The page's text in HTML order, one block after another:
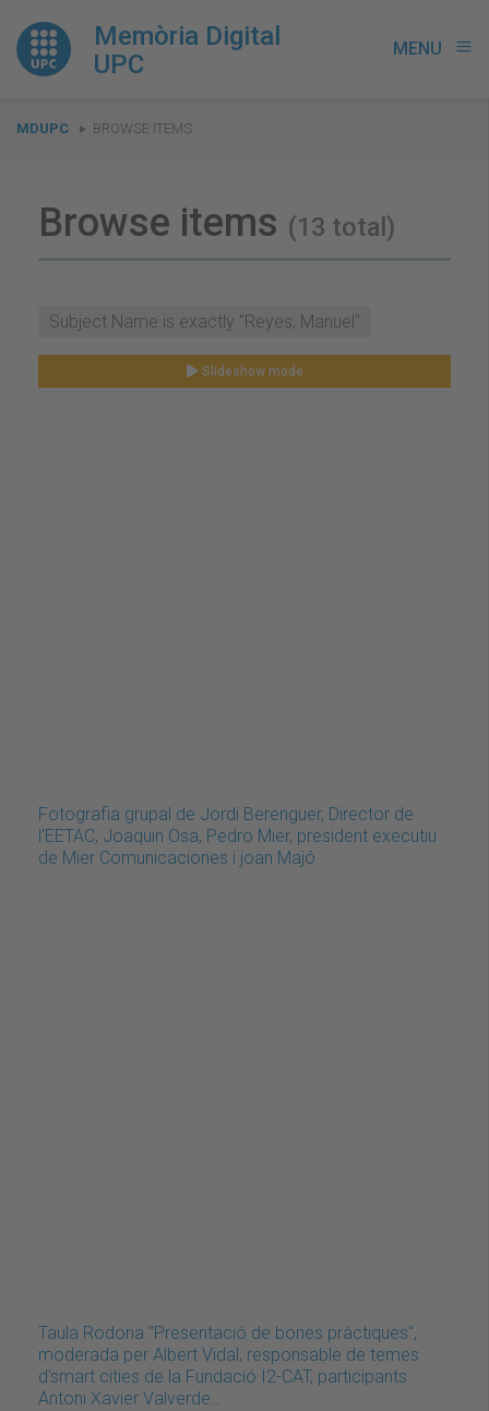
Memòria Digital
UPC
MENU menu
You
MDUPC BROWSE ITEMS
Browse items (13 total)
Subject Name is exactly "Reyes, Manuel"
Slideshow mode
Fotografia grupal de Jordi Berenguer, Director de
l'EETAC, Joaquin Osa, Pedro Mier, president executiu
de Mier Comunicaciones i joan Majó
Taula Rodona "Presentació de bones pràctiques",
moderada per Albert Vidal, responsable de temes
d'smart cities de la Fundació I2-CAT, participants
Antoni Xavier Valverde…